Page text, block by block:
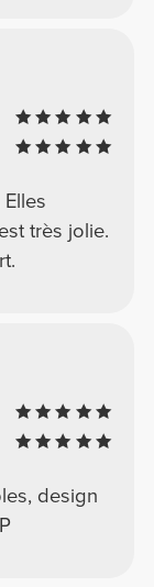
très jolie.
design